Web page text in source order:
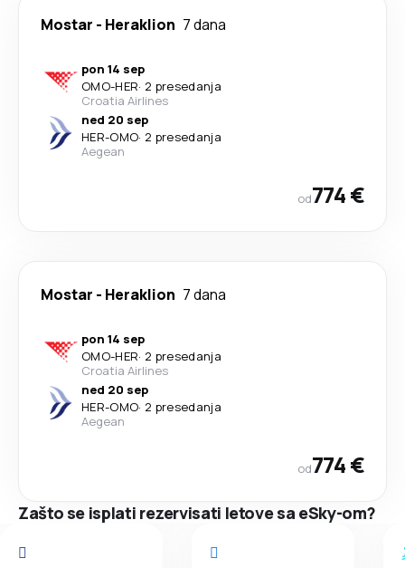
Mostar - Heraklion 7 dana
pon 14 sep
OMO-HER· 2 presedanja
Croatia Airlines
ned 20 sep
HER-OMO· 2 presedanja
Aegean
od774 €
Mostar - Heraklion 7 dana
pon 14 sep
OMO-HER· 2 presedanja
Croatia Airlines
ned 20 sep
HER-OMO· 2 presedanja
Aegean
od774 €
Zašto se isplati rezervisati letove sa eSky-om?